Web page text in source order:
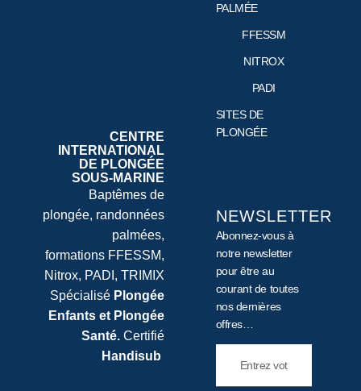
CENTRE
INTERNATIONAL
DE PLONGÉE
SOUS-MARINE
Baptêmes de
plongée, randonnées
palmées,
formations FFESSM,
Nitrox, PADI, TRIMIX
Spécialisé Plongée
Enfants et Plongée
Santé.Certifié
Handisub
PALMÉE
FFESSM
NITROX
PADI
SITES DE
PLONGÉE
NEWSLETTER
Abonnez-vous à
notre newsletter
pour être au
courant de toutes
nos dernières
offres…